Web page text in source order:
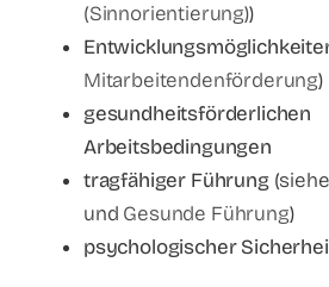
(Sinnorientierung))
Mitarbeitendenförderung)
gesundheitsförderlichen
Arbeitsbedingungen
tragfähiger Führung(siehe
und Gesunde Führung)
psychologischer